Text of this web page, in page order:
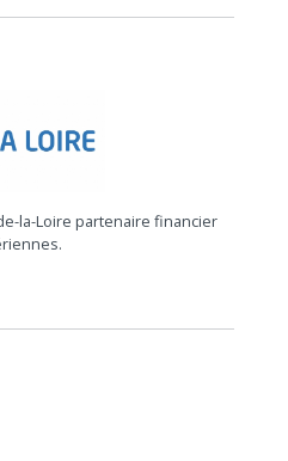
la-Loire partenaire financier